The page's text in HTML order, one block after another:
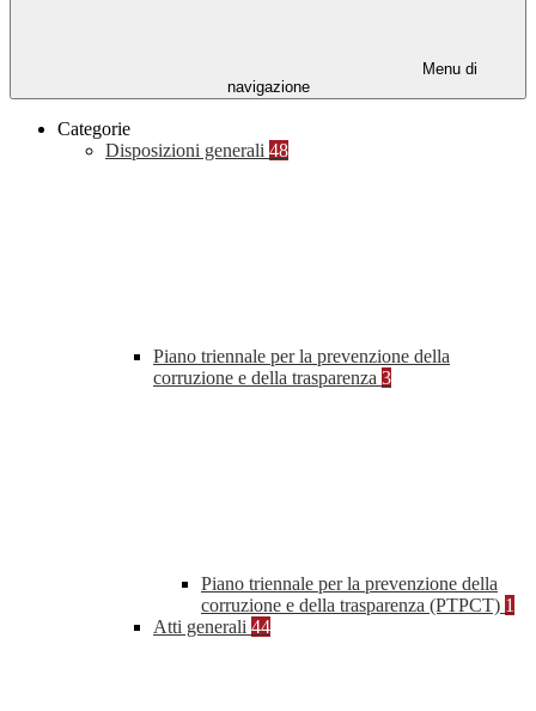
Menu di
navigazione
Categorie
Disposizioni generali 48
Piano triennale per la prevenzione della
corruzione e della trasparenza 3
Piano triennale per la prevenzione della
corruzione e della trasparenza (PTPCT) 1
Atti generali 44